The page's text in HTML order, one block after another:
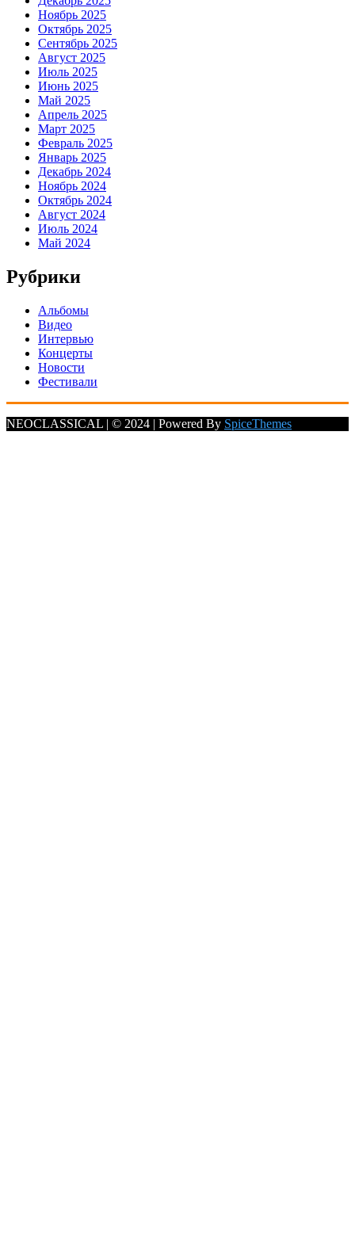
Ноябрь 2025
Октябрь 2025
Сентябрь 2025
Август 2025
Июль 2025
Июнь 2025
Май 2025
Апрель 2025
Март 2025
Февраль 2025
Январь 2025
Декабрь 2024
Ноябрь 2024
Октябрь 2024
Август 2024
Июль 2024
Май 2024
Рубрики
Альбомы
Видео
Интервью
Концерты
Новости
Фестивали
NEOCLASSICAL | © 2024 | Powered By SpiceThemes